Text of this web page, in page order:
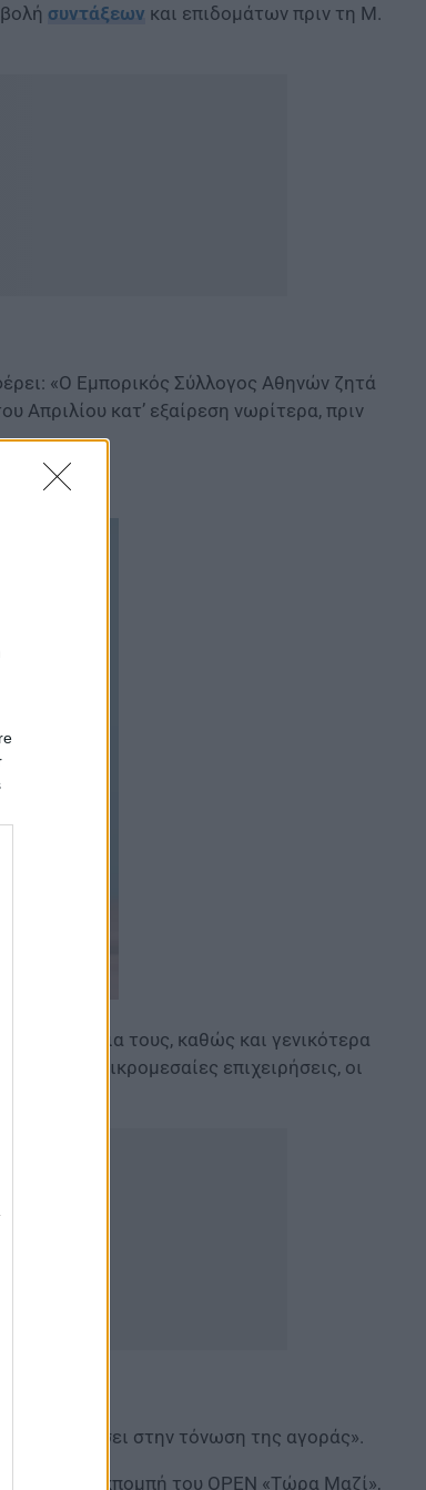
συντάξεων και επιδομάτων πριν τη Μ.
«Ο Εμπορικός Σύλλογος Αθηνών ζητά
Απριλίου κατ’ εξαίρεση νωρίτερα, πριν
στα εγγόνια τους, καθώς και γενικότερα
στις μικρομεσαίες επιχειρήσεις, οι
θα βοηθήσει στην τόνωση της αγοράς».
από την εκπομπή του ΟΡΕΝ «Τώρα Μαζί»,